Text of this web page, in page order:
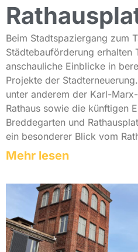
Beim Stadtspaziergang zum
Städtebauförderung erhalten
anschauliche Einblicke in
Projekte der
unter anderem der Karl-
Rathaus sowie die künftigen
Breddegarten und
ein besonderer Blick vom
Mehr lesen